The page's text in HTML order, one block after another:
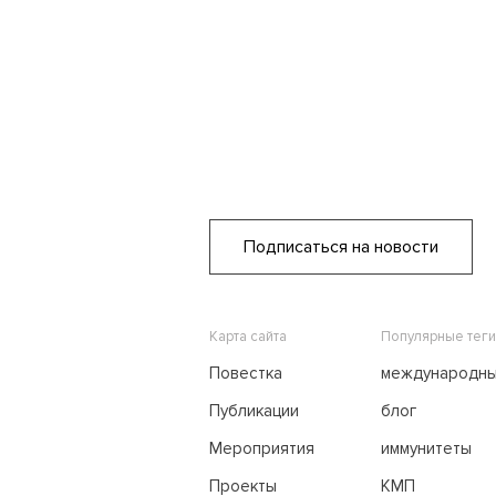
Подписаться на новости
Карта сайта
Повестка
Публикации
Мероприятия
Проекты
Популярные теги
блог
иммунитеты
КМП